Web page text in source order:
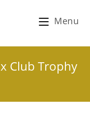
Menu
Club Trophy